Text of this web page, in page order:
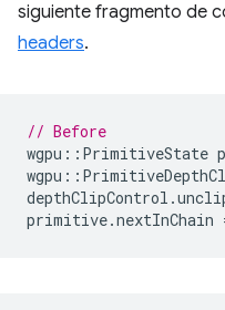
siguiente fragmento de
headers.
// Before
wgpu :: PrimitiveState
wgpu ::
depthClipControl .
primitive.nextInChain